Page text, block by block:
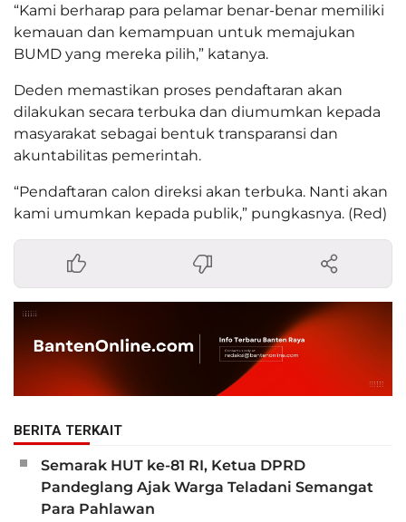
“Kami berharap para pelamar benar-benar memiliki
kemauan dan kemampuan untuk memajukan
BUMD yang mereka pilih,” katanya.
Deden memastikan proses pendaftaran akan
dilakukan secara terbuka dan diumumkan kepada
masyarakat sebagai bentuk transparansi dan
akuntabilitas pemerintah.
“Pendaftaran calon direksi akan terbuka. Nanti akan
kami umumkan kepada publik,” pungkasnya. (Red)
BERITA TERKAIT
Semarak HUT ke-81 RI, Ketua DPRD
Pandeglang Ajak Warga Teladani Semangat
Para Pahlawan